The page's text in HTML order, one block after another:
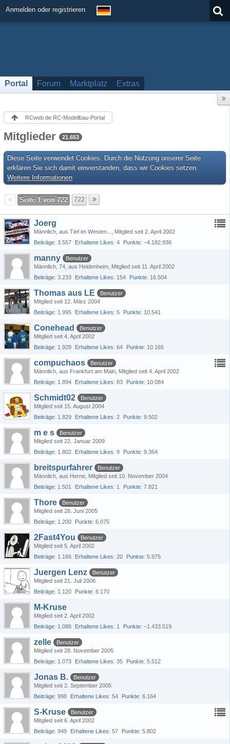
Anmelden oder registrieren
Portal Forum Marktplatz Extras
RCweb.de RC-Modellbau-Portal
Mitglieder 21.653
Diese Seite verwendet Cookies. Durch die Nutzung unserer Seite
erklären Sie sich damit einverstanden, dass wir Cookies setzen.
Weitere Informationen
Seite 1 von 722 722
Joerg
Männlich aus Tief im Westen...
Mitglied seit 2. April 2002
Beiträge 3.557 Erhaltene Likes 4 Punkte −4.182.936
manny
Benutzer
Männlich 74 aus Heidenheim Mitglied seit 11. April 2002
Beiträge 3.233 Erhaltene Likes 154 Punkte 16.504
Thomas aus LE
Benutzer
Mitglied seit 12. März 2004
Beiträge 1.995 Erhaltene Likes 5 Punkte 10.541
Conehead
Benutzer
Mitglied seit 4. April 2002
Beiträge 1.928 Erhaltene Likes 64 Punkte 10.165
compuchaos
Benutzer
Männlich aus Frankfurt am Main Mitglied seit 4. April 2002
Beiträge 1.894 Erhaltene Likes 83 Punkte 10.084
Schmidt02
Benutzer
Mitglied seit 15. August 2004
Beiträge 1.829 Erhaltene Likes 2 Punkte 9.502
m e s
Benutzer
Mitglied seit 22. Januar 2009
Beiträge 1.802 Erhaltene Likes 9 Punkte 9.364
breitspurfahrer
Benutzer
Männlich aus Herne Mitglied seit 10. November 2004
Beiträge 1.501 Erhaltene Likes 1 Punkte 7.821
Thore
Benutzer
Mitglied seit 28. Juni 2005
Beiträge 1.200 Punkte 6.075
2Fast4You
Benutzer
Mitglied seit 5. April 2002
Beiträge 1.166 Erhaltene Likes 20 Punkte 5.975
Juergen Lenz
Benutzer
Mitglied seit 21. Juli 2006
Beiträge 1.120 Punkte 6.170
M-Kruse
Mitglied seit 2. April 2002
Beiträge 1.086 Erhaltene Likes 1 Punkte −1.433.519
zelle
Benutzer
Mitglied seit 28. November 2005
Beiträge 1.073 Erhaltene Likes 35 Punkte 5.512
Jonas B.
Benutzer
Mitglied seit 2. September 2005
Beiträge 998 Erhaltene Likes 54 Punkte 6.164
S-Kruse
Benutzer
Mitglied seit 6. April 2002
Beiträge 949 Erhaltene Likes 57 Punkte 5.802